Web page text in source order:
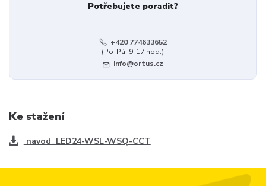
Potřebujete poradit?
+420 774633652
(Po-Pá, 9-17 hod.)
info@ortus.cz
Ke stažení
navod_LED24-WSL-WSQ-CCT